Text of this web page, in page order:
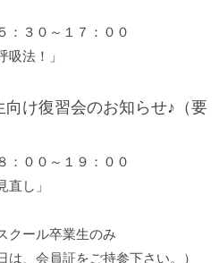
：３０～１７：００
法！」
け復習会のお知らせ♪（要
：００～１９：００
し」
クール卒業生のみ
、会員証をご持参下さい。）